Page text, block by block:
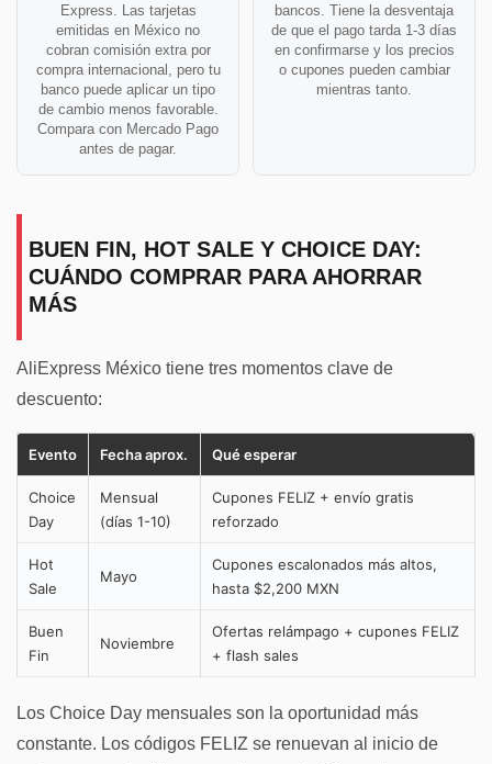
Express. Las tarjetas
emitidas en México no
cobran comisión extra por
compra internacional, pero tu
banco puede aplicar un tipo
de cambio menos favorable.
Compara con Mercado Pago
antes de pagar.
bancos. Tiene la desventaja
de que el pago tarda 1-3 días
en confirmarse y los precios
o cupones pueden cambiar
mientras tanto.
BUEN FIN, HOT SALE Y CHOICE DAY:
CUÁNDO COMPRAR PARA AHORRAR
MÁS
AliExpress México tiene tres momentos clave de
descuento:
Evento Fecha aprox. Qué esperar
Choice
Day
Mensual
(días 1-10)
Cupones FELIZ + envío gratis
reforzado
Hot
Sale
Mayo
Cupones escalonados más altos,
hasta $2,200 MXN
Buen
Fin
Noviembre
Ofertas relámpago + cupones FELIZ
+ flash sales
Los Choice Day mensuales son la oportunidad más
constante. Los códigos FELIZ se renuevan al inicio de